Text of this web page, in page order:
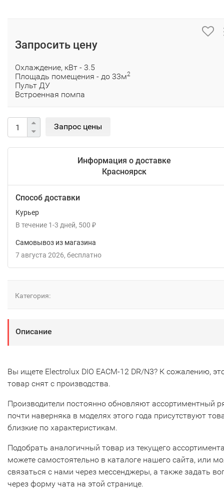
Запросить цену
Охлаждение, кВт - 3.5
Площадь помещения - до 33м2
Пульт ДУ
Встроенная помпа
Информация о доставке
Красноярск
Способ доставки
Курьер
В течение 1-3 дней 500 ₽
Самовывоз из магазина
7 августа 2026
Бесплатно
Категория:
Описание
Вы ищете Electrolux DIO EACM-12 DR/N3? К сожалению,
товар снят с производства.
Производители постоянно обновляют ассортиментный
почти наверняка в моделях этого года присутствуют
близкие по характеристикам.
Подобрать аналогичный товар из текущего
можете самостоятельно в каталоге нашего сайта, или
связаться с нами через мессенджеры, а также задать
через форму чата на этой странице.